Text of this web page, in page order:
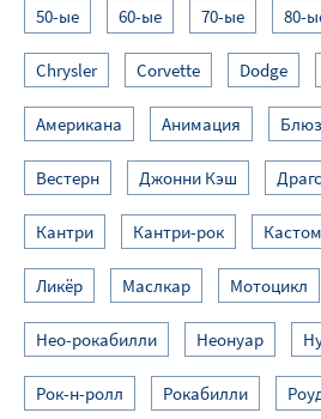
50-ые 60-ые 70-ые 80-
Chrysler Corvette Dodge
Американа Анимация Блюз
Вестерн Джонни Кэш
Кантри Кантри-рок
Ликёр Маслкар Мотоцикл
Нео-рокабилли Неонуар
Рок-н-ролл Рокабилли